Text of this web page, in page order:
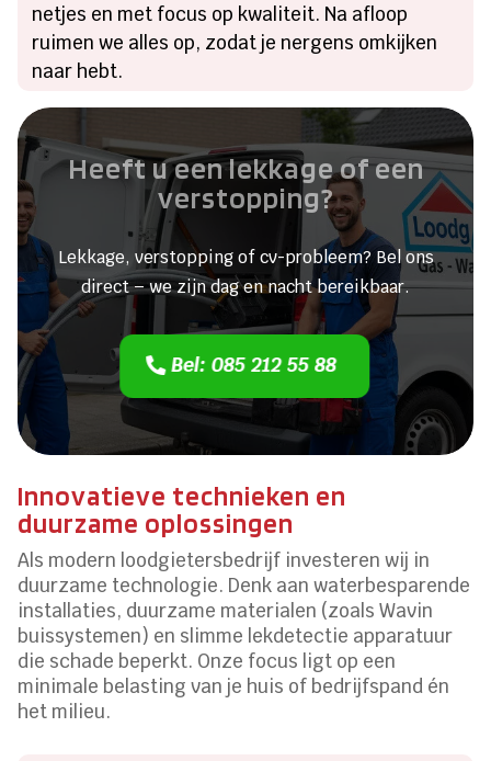
netjes en met focus op kwaliteit. Na afloop
ruimen we alles op, zodat je nergens omkijken
naar hebt.
Heeft u een lekkage of een
verstopping?
Lekkage, verstopping of cv-probleem? Bel ons
direct – we zijn dag en nacht bereikbaar.
Bel: 085 212 55 88
Innovatieve technieken en
duurzame oplossingen
Als modern loodgietersbedrijf investeren wij in
duurzame technologie. Denk aan waterbesparende
installaties, duurzame materialen (zoals Wavin
buissystemen) en slimme lekdetectie apparatuur
die schade beperkt. Onze focus ligt op een
minimale belasting van je huis of bedrijfspand én
het milieu.